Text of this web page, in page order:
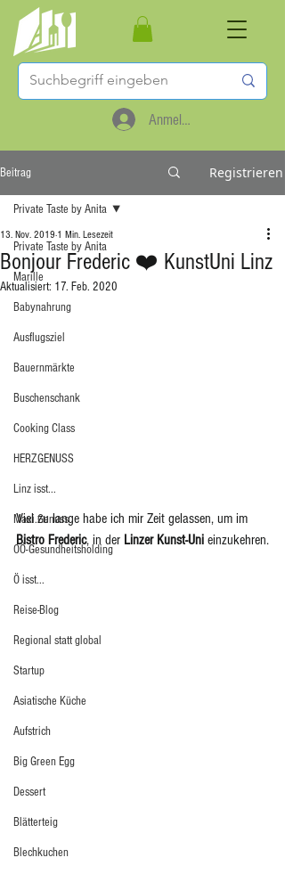
Anmelden
Beitrag Registrieren
Private Taste by Anita
Marille
Babynahrung
Ausflugsziel
Bauernmärkte
Buschenschank
Cooking Class
HERZGENUSS
Linz isst...
Maxi.Genuss
OÖ-Gesundheitsholding
Ö isst...
Reise-Blog
Regional statt global
Startup
Asiatische Küche
Aufstrich
Big Green Egg
Dessert
Blätterteig
Blechkuchen
Private Taste by Anita
Bonjour Frederic ❤️ KunstUni Linz
13. Nov. 2019 1 Min. Lesezeit
Aktualisiert: 17. Feb. 2020
Viel zu lange habe ich mir Zeit gelassen, um im
Bistro Frederic, in der Linzer Kunst-Uni einzukehren.